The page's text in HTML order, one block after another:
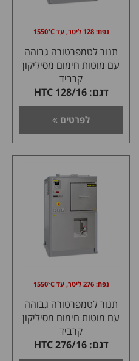
נפח: 128 ליטר, עד 1550°C
תנור לטמפרטורה גבוהה
עם מוטות חימום מסיליקון
קרביד
דגם: HTC 128/16
לפרטים
נפח: 276 ליטר, עד 1550°C
תנור לטמפרטורה גבוהה
עם מוטות חימום מסיליקון
קרביד
דגם: HTC 276/16